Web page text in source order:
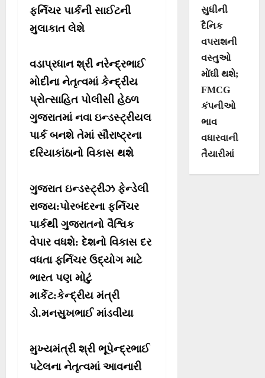
ફર્નિચર પાર્કની સાઈટની
મુલાકાત લેશે
વડાપ્રધાન શ્રી નરેન્દ્રભાઈ
મોદીના નેતૃત્વમાં કેન્દ્રીય
પ્રોત્સાહિત પોલીસી હેઠળ
ગુજરાતમાં નવા ઇન્ડસ્ટ્રીયલ
પાર્ક બનશે તેમાં સૌરાષ્ટ્રના
દરિયાકાંઠાનો વિકાસ થશે
ગુજરાત ઇન્ડસ્ટ્રીઝ ફેન્ડેલી
રાજ્ય:પોરબંદરના ફર્નિચર
પાર્કથી ગુજરાતનો વૈશ્વિક
વેપાર વધશે: દેશનો વિકાસ દર
વધતા ફર્નિચર ઉદ્યોગ માટે
ભારત પણ મોટું
માર્કેટ:કેન્દ્રીય મંત્રી
ડો.મનસુખભાઈ માંડવીયા
મુખ્યમંત્રી શ્રી ભૂપેન્દ્રભાઈ
પટેલના નેતૃત્વમાં આવનારી
સુધીની
દૈનિક
વપરાશની
વસ્તુઓ
મોંઘી થશે;
FMCG
કંપનીઓ
ભાવ
વધારવાની
તૈયારીમાં